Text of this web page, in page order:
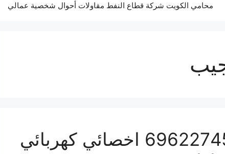
محامي الكويت شركة قطاع النفط مقاولات أحوال شخصية عمالي
تصليح مرسيدس جيب 69622745 اخصائي كهربائي